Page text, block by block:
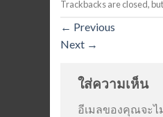
Trackbacks are closed,
← Previous
Next →
ใส่ความเห็น
อีเมลของคุณจะ